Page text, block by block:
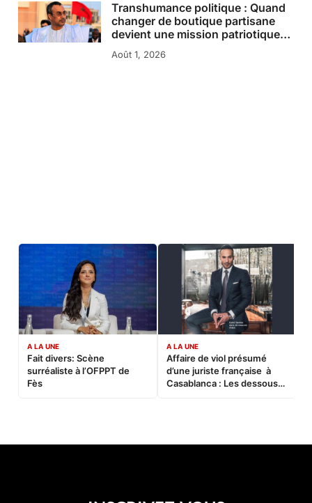
Transhumance politique : Quand
changer de boutique partisane
devient une mission patriotique…
Août 1, 2026
A LA UNE
Fait divers: Scène
surréaliste à l’OFPPT de
Fès
A LA UNE
Affaire de viol présumé
d’une juriste française à
Casablanca : Les dessous